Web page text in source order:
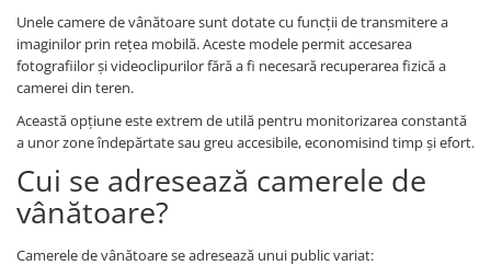
Unele camere de vânătoare sunt dotate cu funcții de transmitere a
imaginilor prin rețea mobilă. Aceste modele permit accesarea
fotografiilor și videoclipurilor fără a fi necesară recuperarea fizică a
camerei din teren.
Această opțiune este extrem de utilă pentru monitorizarea constantă
a unor zone îndepărtate sau greu accesibile, economisind timp și efort.
Cui se adresează camerele de
vânătoare?
Camerele de vânătoare se adresează unui public variat: